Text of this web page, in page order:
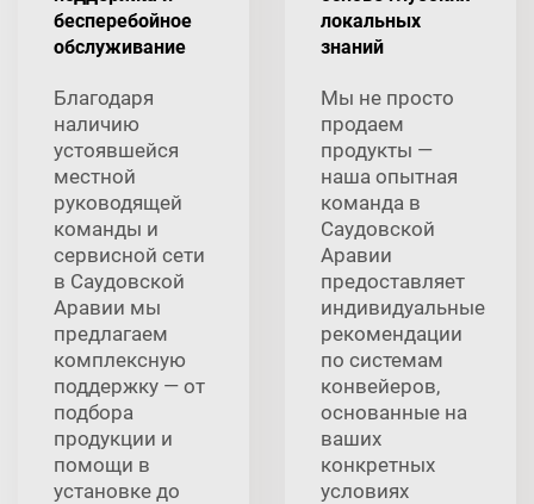
бесперебойное
обслуживание
Благодаря
наличию
устоявшейся
местной
руководящей
команды и
сервисной сети
в Саудовской
Аравии мы
предлагаем
комплексную
поддержку — от
подбора
продукции и
помощи в
установке до
локальных
знаний
Мы не просто
продаем
продукты —
наша опытная
команда в
Саудовской
Аравии
предоставляет
индивидуальные
рекомендации
по системам
конвейеров,
основанные на
ваших
конкретных
условиях